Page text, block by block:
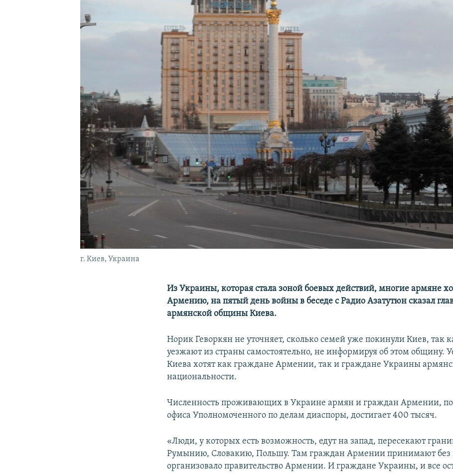
г. Киев, Украина
Из Украины, которая стала зоной боевых действий, многие армяне
Армению, на пятый день войны в беседе с Радио Азатутюн сказал
армянской общины Киева.
Норик Геворкян не уточняет, сколько семей уже покинули Киев, так
уезжают из страны самостоятельно, не информируя об этом общину.
Киева хотят как граждане Армении, так и граждане Украины
национальности.
Численность проживающих в Украине армян и граждан Армении,
офиса Уполномоченного по делам диаспоры, достигает 400 тысяч.
«Люди, у которых есть возможность, едут на запад, пересекают
Румынию, Словакию, Польшу. Там граждан Армении принимают без
организовало правительство Армении. И граждане Украины, и все